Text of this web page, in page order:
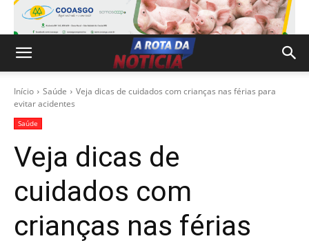
Início Saúde
Veja dicas de cuidados com crianças nas férias para
evitar acidentes
Saúde
Veja dicas de
cuidados com
crianças nas férias